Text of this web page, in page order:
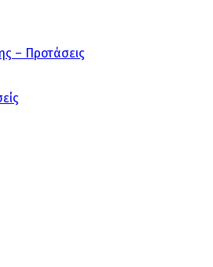
– Προτάσεις